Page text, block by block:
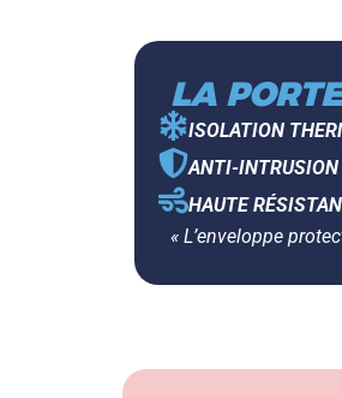
LA
ISOLATION
ANTI-
HAUTE
« L’enveloppe